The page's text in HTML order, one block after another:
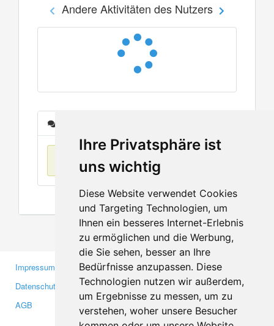
Ihre Privatsphäre ist
uns wichtig
Diese Website verwendet Cookies
und Targeting Technologien, um
Ihnen ein besseres Internet-Erlebnis
zu ermöglichen und die Werbung,
die Sie sehen, besser an Ihre
Bedürfnisse anzupassen. Diese
Technologien nutzen wir außerdem,
um Ergebnisse zu messen, um zu
verstehen, woher unsere Besucher
Andere Aktivitäten des Nutzers
Keine Einträge
Impressum
Datenschutzerklärung
AGB
Gewerbetreibende
Investoren